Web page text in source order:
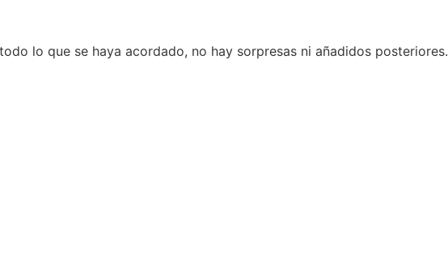
lo que se haya acordado, no hay sorpresas ni añadidos posteriores.